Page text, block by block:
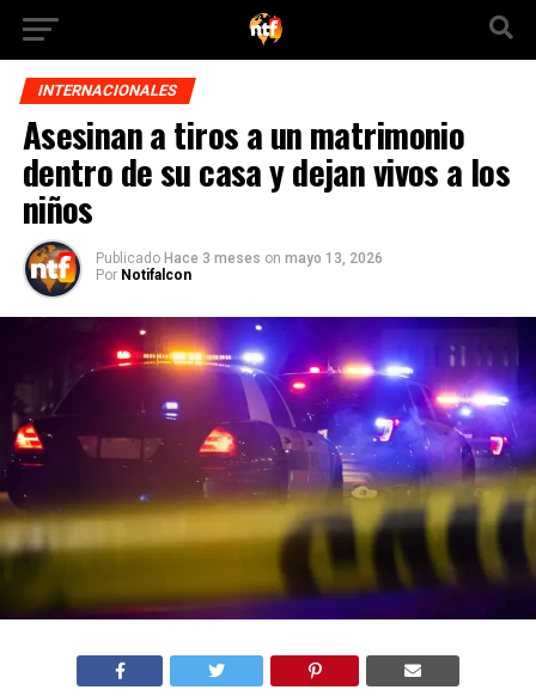
INTERNACIONALES
Asesinan a tiros a un matrimonio
dentro de su casa y dejan vivos a los
niños
Publicado Hace 3 meses on mayo 13, 2026
Por Notifalcon